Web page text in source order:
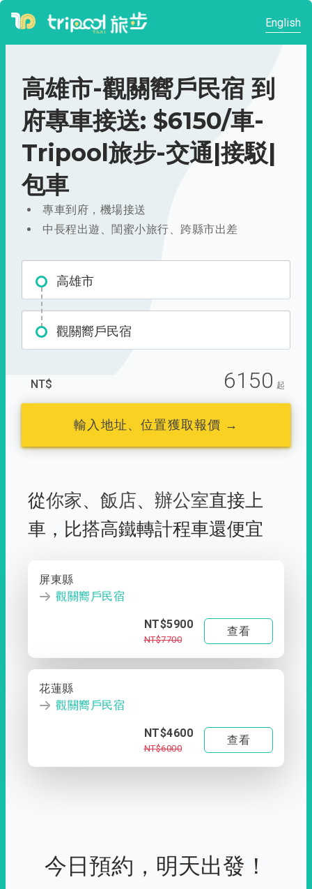
English
高雄市-觀關嚮戶民宿 到
府專車接送: $6150/車-
Tripool旅步-交通|接駁|
包車
專車到府，機場接送
中長程出遊、閨蜜小旅行、跨縣市出差
高雄市
觀關嚮戶民宿
NT$ 6150 起
輸入地址、位置獲取報價 →
從你家、 飯店、 辦公室直接上
車， 比搭高鐵轉計程車還便宜
屏東縣
觀關嚮戶民宿
NT$5900
NT$7700
查看
花蓮縣
觀關嚮戶民宿
NT$4600
NT$6000
查看
今日預約，明天出發！